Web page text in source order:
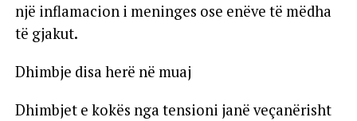
një inflamacion i meninges ose enëve të mëdha
të gjakut.
Dhimbje disa herë në muaj
Dhimbjet e kokës nga tensioni janë veçanërisht